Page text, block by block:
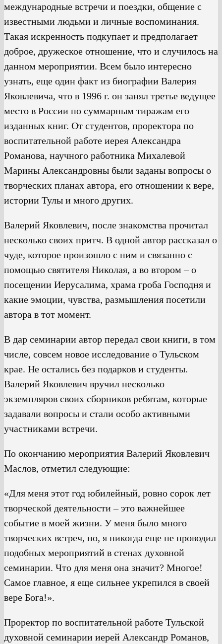
международные встречи и поездки, общение с
известными людьми и личные воспоминания.
Такая искренность подкупает и предполагает
доброе, дружеское отношение, что и случилось на
данном мероприятии. Всем было интересно
узнать, еще один факт из биографии Валерия
Яковлевича, что в 1996 г. он занял третье ведущее
место в России по суммарным тиражам его
изданных книг. От студентов, проректора по
воспитательной работе иерея Александра
Романова, научного работника Михалевой
Марины Александровны были заданы вопросы о
творческих планах автора, его отношении к вере,
истории Тулы и много других.
Валерий Яковлевич, после знакомства прочитал
несколько своих притч. В одной автор рассказал о
чуде, которое произошло с ним и связанно с
помощью святителя Николая, а во втором – о
посещении Иерусалима, храма гроба Господня и
какие эмоции, чувства, размышления посетили
автора в тот момент.
В дар семинарии автор передал свои книги, в том
числе, совсем новое исследование о Тульском
крае. Не остались без подарков и студенты.
Валерий Яковлевич вручил несколько
экземпляров своих сборников ребятам, которые
задавали вопросы и стали особо активными
участниками встречи.
По окончанию мероприятия Валерий Яковлевич
Маслов, отметил следующие:
«Для меня этот год юбилейный, ровно сорок лет
творческой деятельности – это важнейшее
событие в моей жизни. У меня было много
творческих встреч, но, я никогда еще не проводил
подобных мероприятий в стенах духовной
семинарии. Что для меня она значит? Многое!
Самое главное, я еще сильнее укрепился в своей
вере Бога!».
Проректор по воспитательной работе Тульской
духовной семинарии иерей Александр Романов,